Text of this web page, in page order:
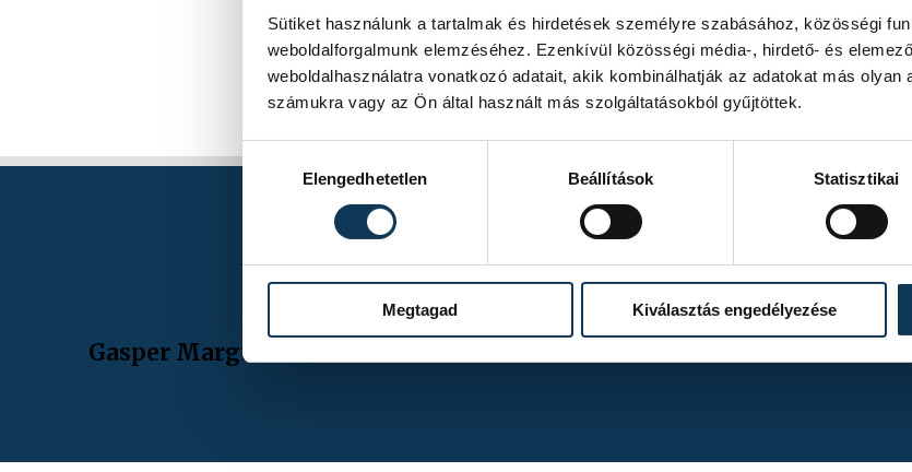
Sütiket használunk a tartalmak és hirdetések személyre szabásához, közösségi
weboldalforgalmunk elemzéséhez. Ezenkívül közösségi média-, hirdető- és
weboldalhasználatra vonatkozó adatait, akik kombinálhatják az adatokat más olyan
számukra vagy az Ön által használt más szolgáltatásokból gyűjtöttek.
Hozzájárulás kiválasztása
Elengedhetetlen
Beállítások Statisztikai
Megtagad Kiválasztás engedélyezése
TOVÁBBI ALBUMOK
Gasper Marguc búcsúmérkőzése A One